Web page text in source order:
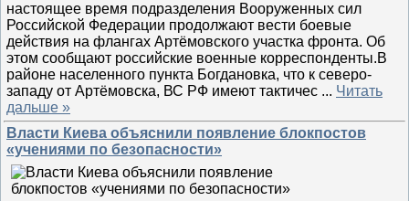
настоящее время подразделения Вооруженных сил
Российской Федерации продолжают вести боевые
действия на флангах Артёмовского участка фронта. Об
этом сообщают российские военные корреспонденты.В
районе населенного пункта Богдановка, что к северо-
западу от Артёмовска, ВС РФ имеют тактичес ... Читать
дальше »
Власти Киева объяснили появление блокпостов
«учениями по безопасности»